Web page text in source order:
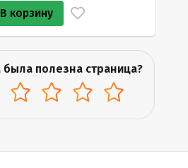
В корзину
была полезна страница?